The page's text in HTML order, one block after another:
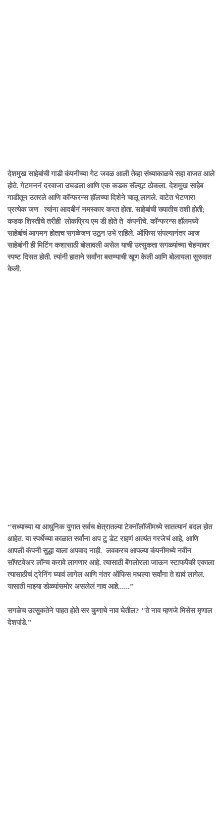
देशमुख साहेबांची गाडी कंपनीच्या गेट जवळ आली तेव्हा संध्याकाळचे सहा वाजत आले
होते. गेटमननं दरवाजा उघडला आणि एक कडक सॅल्यूट ठोकला. देशमुख साहेब
गाडीतून उतरले आणि कॉन्फरन्स हॉलच्या दिशेने चालू लागले. वाटेत भेटणारा
प्रत्येक जण त्यांना आदबीनं नमस्कार करत होता. साहेबांची ख्यातीच तशी होती;
कडक शिस्तीचे तरीही लोकप्रिय एम डी होते ते कंपनीचे. कॉन्फरन्स हॉलमध्ये
साहेबांचं आगमन होताच सगळेजण उठून उभे राहिले. ऑफिस संपल्यानंतर आज
साहेबांनी ही मिटिंग कशासाठी बोलावली असेल याची उत्सुकता सगळ्यांच्या चेहऱ्यावर
स्पष्ट दिसत होती. त्यांनी हाताने सर्वांना बसण्याची खूण केली आणि बोलायला सुरुवात
केली.
“सध्याच्या या आधुनिक युगात सर्वच क्षेत्रातल्या टेक्नॉलॉजीमध्ये सातत्यानं बदल होत
आहेत. या स्पर्धेच्या काळात सर्वांना अप टु डेट राहणं अत्यंत गरजेचं आहे, आणि
आपली कंपनी सुद्धा याला अपवाद नाही. लवकरच आपल्या कंपनीमध्ये नवीन
सॉफ्टवेअर लॉन्च करावे लागणार आहे. त्यासाठी बेंगलोरला जाऊन स्टाफपैकी एकाला
त्यासाठीचं ट्रेनिंग घ्यावं लागेल आणि नंतर ऑफिस मधल्या सर्वांना ते द्यावं लागेल.
यासाठी माझ्या डोळ्यांसमोर असलेलं नाव आहे......”
सगळेच उत्सुकतेने पाहत होते सर कुणाचे नाव घेतील? "ते नाव म्हणजे मिसेस मृणाल
देशपांडे.”